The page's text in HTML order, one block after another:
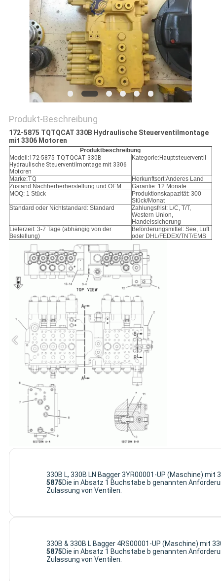
Produkt-Beschreibung
172-5875 TQTQCAT 330B Hydraulische Steuerventilmontage
mit 3306 Motoren
Produktbeschreibung
Modell:172-5875 TQTQCAT 330B
Hydraulische Steuerventilmontage mit 3306
Motoren
Kategorie:Hauptsteuerventil
Marke:TQ
Herkunftsort:Anderes Land
Zustand:Nachherherherstellung und OEM
Garantie: 12 Monate
MOQ: 1 Stück
Produktionskapazität: 300
Stück/Monat
Standard oder Nichtstandard: Standard
Zahlungsfrist: L/C, T/T,
Western Union,
Handelssicherung
Lieferzeit: 3-7 Tage (abhängig von der
Bestellung)
Beförderungsmittel: See, Luft
oder DHL/FEDEX/TNT/EMS
330B L, 330B LN Bagger 3YR00001-UP (Maschine) mit
5875Die in Absatz 1 Buchstabe b genannten
Zulassung von Ventilen.
330B & 330B L Bagger 4RS00001-UP (Maschine) mit
5875Die in Absatz 1 Buchstabe b genannten
Zulassung von Ventilen.